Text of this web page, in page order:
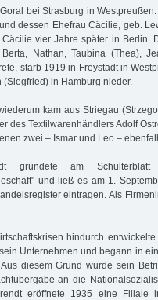
bei Strasburg in
dessen Ehefrau Cäcilie, geb.
vier Jahre später in Berlin.
Berta, Nathan, Taubina (Thea),
starb 1919 in Freystadt in
(Siegfried) in Hamburg nieder.
kam aus Striegau
des Textilwarenhändlers Adolf
zwei – Ismar und Leo –
gründete am
und ließ es am 1.
eintragen. Als
hindurch
Unternehmen und begann in
diesem Grund wurde sein
an die
eröffnete 1935 eine Filiale